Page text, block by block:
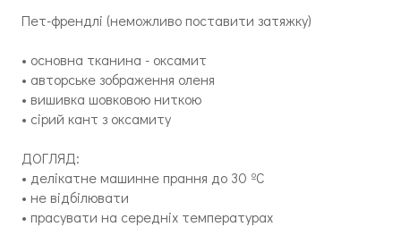
Пет-френдлі (неможливо поставити затяжку)
• основна тканина - оксамит
• авторське зображення оленя
• вишивка шовковою ниткою
• сірий кант з оксамиту
ДОГЛЯД:
• делікатне машинне прання до 30 ºC
• не відбілювати
• прасувати на середніх температурах